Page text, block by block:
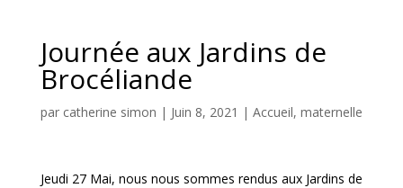
Journée aux Jardins de
Brocéliande
par catherine simon | Juin 8, 2021 | Accueil, maternelle
Jeudi 27 Mai, nous nous sommes rendus aux Jardins de